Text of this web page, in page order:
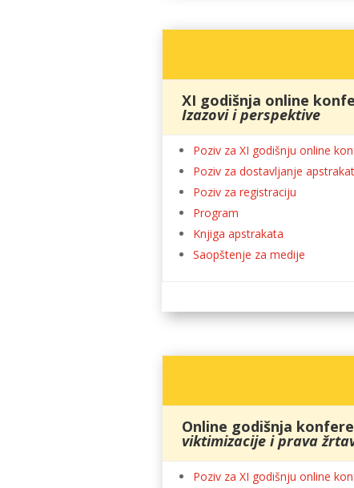
XI godišnja online
Izazovi i perspektive
Poziv za XI godišnju online
Poziv za dostavljanje
Poziv za registraciju
Program
Knjiga apstrakata
Saopštenje za medije
Online godišnja
viktimizacije i prava
Poziv za XI godišnju online